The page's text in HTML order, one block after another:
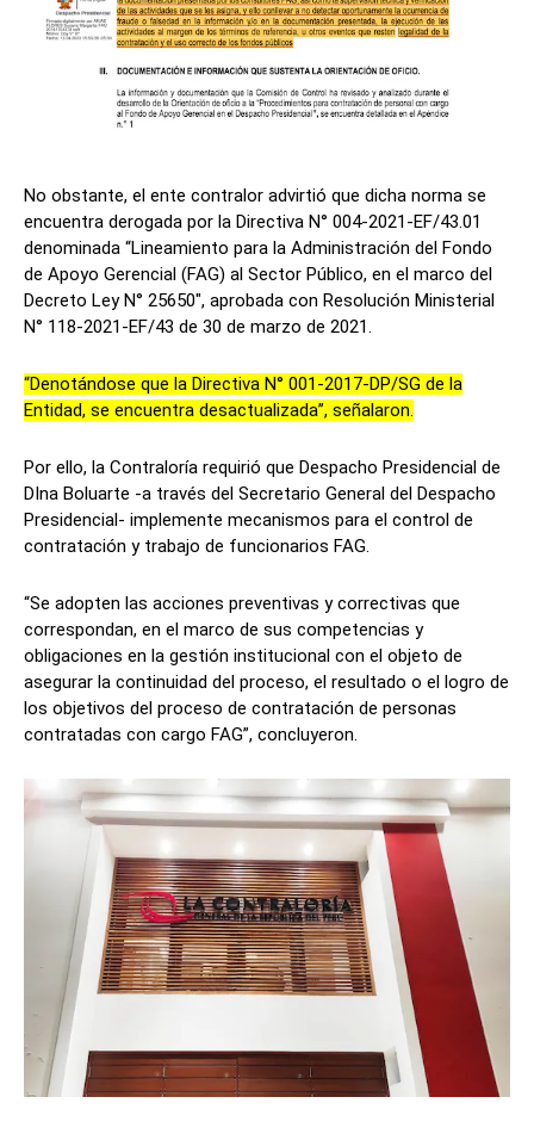
No obstante, el ente contralor advirtió que dicha norma se
encuentra derogada por la Directiva N° 004-2021-EF/43.01
denominada “Lineamiento para la Administración del Fondo
de Apoyo Gerencial (FAG) al Sector Público, en el marco del
Decreto Ley N° 25650″, aprobada con Resolución Ministerial
N° 118-2021-EF/43 de 30 de marzo de 2021.
“Denotándose que la Directiva N° 001-2017-DP/SG de la
Entidad, se encuentra desactualizada”, señalaron.
Por ello, la Contraloría requirió que Despacho Presidencial de
DIna Boluarte -a través del Secretario General del Despacho
Presidencial- implemente mecanismos para el control de
contratación y trabajo de funcionarios FAG.
“Se adopten las acciones preventivas y correctivas que
correspondan, en el marco de sus competencias y
obligaciones en la gestión institucional con el objeto de
asegurar la continuidad del proceso, el resultado o el logro de
los objetivos del proceso de contratación de personas
contratadas con cargo FAG”, concluyeron.